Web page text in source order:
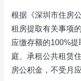
根据《深圳市住房
租房提取有关事项
应缴存额的100%
庭、承租公共租赁
房公积金，不受月